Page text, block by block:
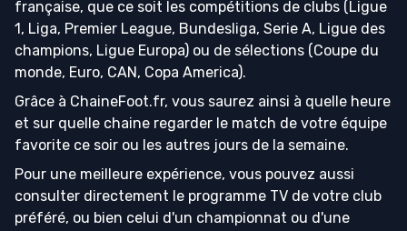
française, que ce soit les compétitions de clubs (Ligue
1, Liga, Premier League, Bundesliga, Serie A, Ligue des
champions, Ligue Europa) ou de sélections (Coupe du
monde, Euro, CAN, Copa America).
Grâce à ChaineFoot.fr, vous saurez ainsi à quelle heure
et sur quelle chaine regarder le match de votre équipe
favorite ce soir ou les autres jours de la semaine.
Pour une meilleure expérience, vous pouvez aussi
consulter directement le programme TV de votre club
préféré, ou bien celui d'un championnat ou d'une